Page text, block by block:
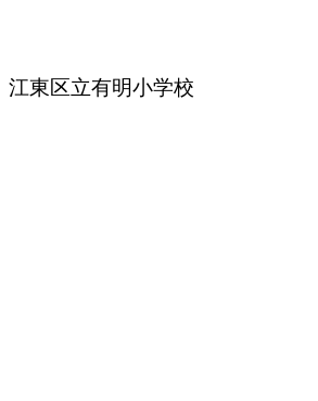
江東区立有明小学校